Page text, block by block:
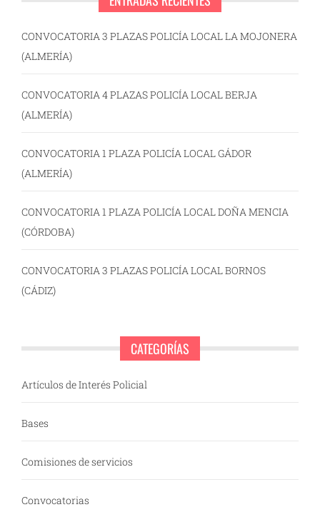
CONVOCATORIA 3 PLAZAS POLICÍA LOCAL LA MOJONERA
(ALMERÍA)
CONVOCATORIA 4 PLAZAS POLICÍA LOCAL BERJA
(ALMERÍA)
CONVOCATORIA 1 PLAZA POLICÍA LOCAL GÁDOR
(ALMERÍA)
CONVOCATORIA 1 PLAZA POLICÍA LOCAL DOÑA MENCIA
(CÓRDOBA)
CONVOCATORIA 3 PLAZAS POLICÍA LOCAL BORNOS
(CÁDIZ)
CATEGORÍAS
Artículos de Interés Policial
Bases
Comisiones de servicios
Convocatorias